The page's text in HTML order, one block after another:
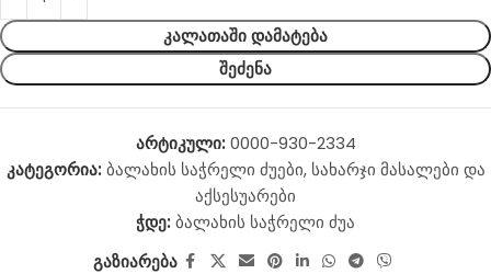
ᲙᲐᲚᲐᲗᲐᲨᲘ ᲓᲐᲛᲐᲢᲔᲑᲐ
ᲨᲔᲫᲔᲜᲐ
არტიკული: 0000-930-2334
კატეგორია: ბალახის საჭრელი ძუები, სახარჯი მასალები და
აქსესუარები
ჭდე: ბალახის საჭრელი ძუა
გაზიარება